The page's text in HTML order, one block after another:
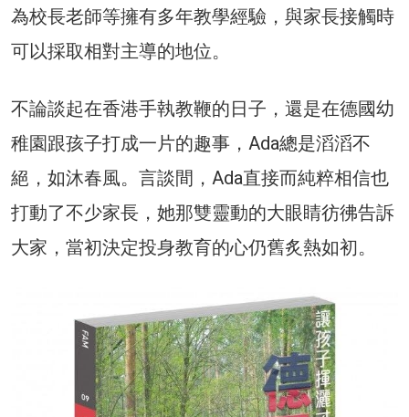
為校長老師等擁有多年教學經驗，與家長接觸時
可以採取相對主導的地位。
不論談起在香港手執教鞭的日子，還是在德國幼
稚園跟孩子打成一片的趣事，Ada總是滔滔不
絕，如沐春風。言談間，Ada直接而純粹相信也
打動了不少家長，她那雙靈動的大眼睛彷彿告訴
大家，當初決定投身教育的心仍舊炙熱如初。